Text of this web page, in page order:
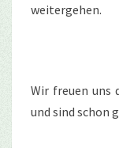
weitergehen.
Wir freuen uns
und sind schon